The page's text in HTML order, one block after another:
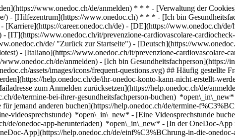
www.onedoc.ch/de/anmelden) * * * - [Verwaltung der
) - [Hilfezentrum](https://www.onedoc.ch) * * * - [Ich bin
[Karriere](https://career.onedoc.ch/de) - [DE](https://www.onedoc.ch/de/
[IT](https://www.onedoc.ch/it/prevenzione-cardiovascolare-
de/ "Zurück zur Startseite") - [Deutsch](https://
- [Italiano](https://www.onedoc.ch/it/prevenzione-cardiovascolare-
de/anmelden) - [Ich bin Gesundheitsfachperson](https://
assets/images/icons/frequent-questions.svg) ## Häufig gestellte
help.onedoc.ch/de/ihr-onedoc-konto-kann-nicht-erstellt-
zum Anmelden zurücksetzen](https://help.onedoc.ch/de/
de/termine-bei-ihrer-gesundheitsfachperson-buchen)
jemand anderen buchen](https://help.onedoc.ch/de/termine-
videosprechstunde) *open\_in\_new* - [Eine Videosprechstunde
de/onedoc-app-herunterladen) *open\_in\_new* - [In der OneDoc-App
App](https://help.onedoc.ch/de/einf%C3%BChrung-in-die-